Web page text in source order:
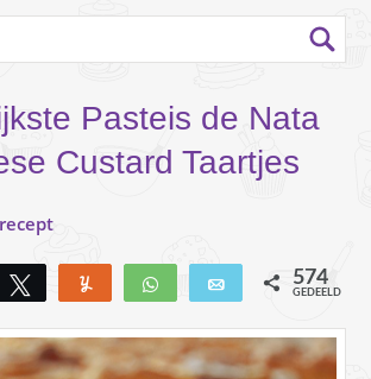
Pasteis de Nata
Custard Taartjes
Tweet Yum WhatsApp E-mail 574
GEDEELD